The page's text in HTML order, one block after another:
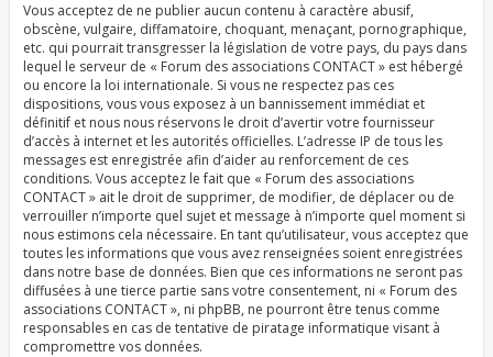
Vous acceptez de ne publier aucun contenu à caractère abusif,
obscène, vulgaire, diffamatoire, choquant, menaçant, pornographique,
etc. qui pourrait transgresser la législation de votre pays, du pays dans
lequel le serveur de « Forum des associations CONTACT » est hébergé
ou encore la loi internationale. Si vous ne respectez pas ces
dispositions, vous vous exposez à un bannissement immédiat et
définitif et nous nous réservons le droit d’avertir votre fournisseur
d’accès à internet et les autorités officielles. L’adresse IP de tous les
messages est enregistrée afin d’aider au renforcement de ces
conditions. Vous acceptez le fait que « Forum des associations
CONTACT » ait le droit de supprimer, de modifier, de déplacer ou de
verrouiller n’importe quel sujet et message à n’importe quel moment si
nous estimons cela nécessaire. En tant qu’utilisateur, vous acceptez que
toutes les informations que vous avez renseignées soient enregistrées
dans notre base de données. Bien que ces informations ne seront pas
diffusées à une tierce partie sans votre consentement, ni « Forum des
associations CONTACT », ni phpBB, ne pourront être tenus comme
responsables en cas de tentative de piratage informatique visant à
compromettre vos données.